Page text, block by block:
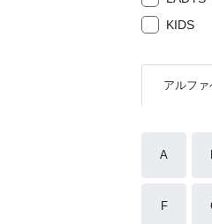
KIDS
アルファ
A
F